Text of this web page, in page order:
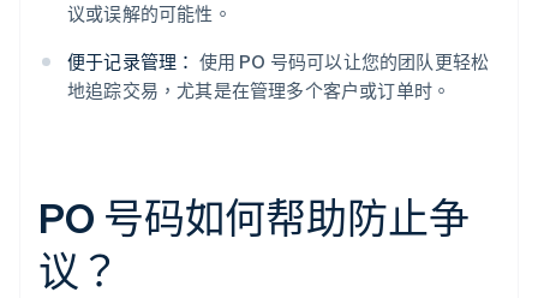
议或误解的可能性。
便于记录管理： 使用 PO 号码可以让您的团队更轻松
地追踪交易，尤其是在管理多个客户或订单时。
PO 号码如何帮助防止争
议？